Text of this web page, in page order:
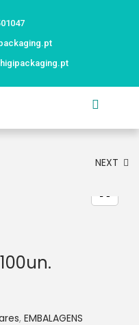
NEXT
, EMBALAGENS